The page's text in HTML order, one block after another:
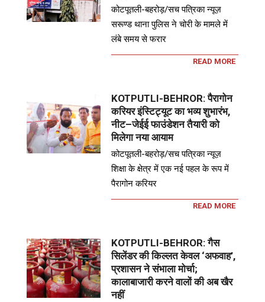
कोटपूतली-बहरोड़/सच पत्रिका न्यूज़
सरूण्ड थाना पुलिस ने चोरी के मामले में
लंबे समय से फरार
READ MORE
KOTPUTLI-BEHROR: पैरागोन
करियर इंस्टिट्यूट का भव्य शुभारंभ,
नीट–जेईई फाउंडेशन तैयारी को
मिलेगा नया आयाम
कोटपूतली-बहरोड़/सच पत्रिका न्यूज़
शिक्षा के क्षेत्र में एक नई पहल के रूप में
पैरागोन करियर
READ MORE
KOTPUTLI-BEHROR: गैस
सिलेंडर की किल्लत केवल ‘अफवाह’,
प्रशासन ने संभाला मोर्चा;
कालाबाजारी करने वालों की अब खैर
नहीं